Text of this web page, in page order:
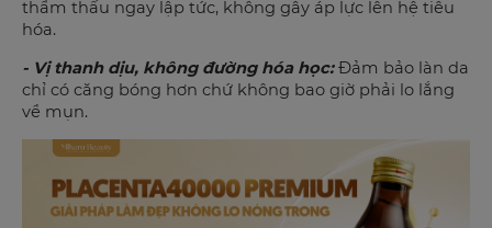
thẩm thấu ngay lập tức, không gây áp lực lên hệ tiêu
hóa.
- Vị thanh dịu, không đường hóa học:Đảm bảo làn da
chỉ có căng bóng hơn chứ không bao giờ phải lo lắng
về mụn.